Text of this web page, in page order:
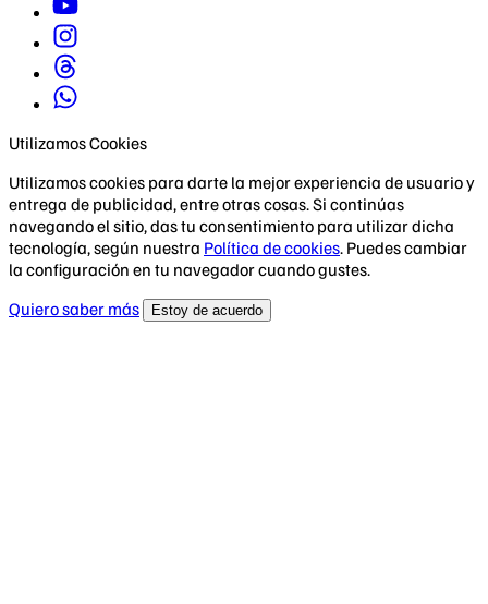
Utilizamos Cookies
Utilizamos cookies para darte la mejor experiencia de usuario y
entrega de publicidad, entre otras cosas. Si continúas
navegando el sitio, das tu consentimiento para utilizar dicha
tecnología, según nuestra Política de cookies. Puedes cambiar
la configuración en tu navegador cuando gustes.
Quiero saber más
Estoy de acuerdo